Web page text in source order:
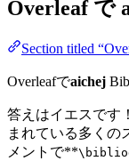
Overleaf で
Section titled
Overleafでaichej
答えはイエスです！
まれている多くの
メントで**